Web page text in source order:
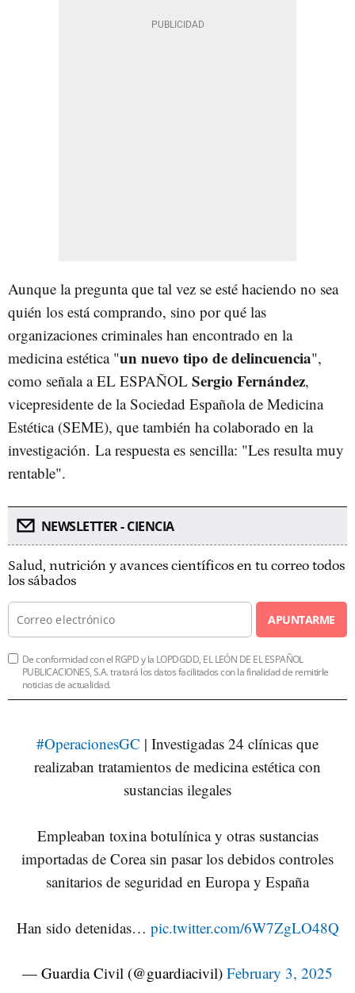
Aunque la pregunta que tal vez se esté haciendo no sea
quién los está comprando, sino por qué las
organizaciones criminales han encontrado en la
medicina estética "un nuevo tipo de delincuencia",
como señala a EL ESPAÑOL Sergio Fernández,
vicepresidente de la Sociedad Española de Medicina
Estética (SEME), que también ha colaborado en la
investigación. La respuesta es sencilla: "Les resulta muy
rentable".
NEWSLETTER - CIENCIA
Salud, nutrición y avances científicos en tu correo todos
los sábados
APUNTARME
De conformidad con el RGPD y la LOPDGDD, EL LEÓN DE EL ESPAÑOL
PUBLICACIONES, S.A. tratará los datos facilitados con la finalidad de remitirle
noticias de actualidad.
#OperacionesGC | Investigadas 24 clínicas que
realizaban tratamientos de medicina estética con
sustancias ilegales
Empleaban toxina botulínica y otras sustancias
importadas de Corea sin pasar los debidos controles
sanitarios de seguridad en Europa y España
Han sido detenidas… pic.twitter.com/6W7ZgLO48Q
— Guardia Civil (@guardiacivil) February 3, 2025